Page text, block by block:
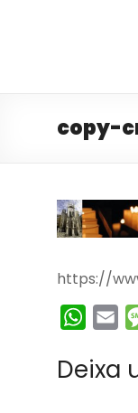
copy-
https://
W
a
a
Deixa